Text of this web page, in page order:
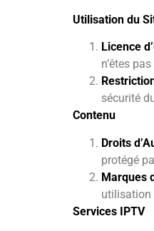
Utilisation du
Licence
n’êtes
sécurité
Contenu
Droits
protégé
Marques
utilisation
Services IPTV